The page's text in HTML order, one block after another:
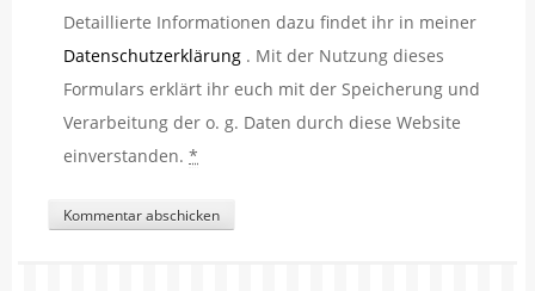
Detaillierte Informationen dazu findet ihr in meiner
Datenschutzerklärung . Mit der Nutzung dieses
Formulars erklärt ihr euch mit der Speicherung und
Verarbeitung der o. g. Daten durch diese Website
einverstanden. *